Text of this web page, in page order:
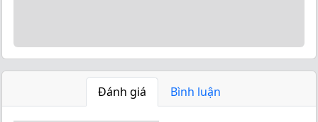
Đánh giá Bình luận